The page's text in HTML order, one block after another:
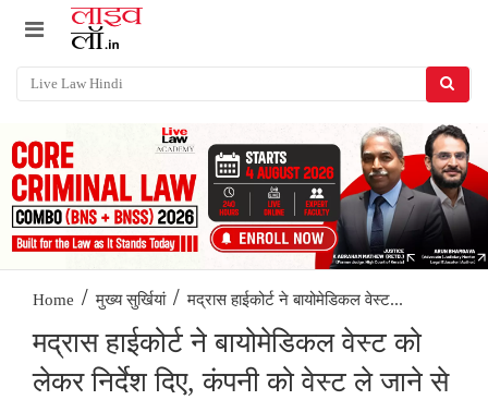
Home / मुख्य सुर्खियां / मद्रास हाईकोर्ट ने बायोमेडिकल वेस्ट...
मद्रास हाईकोर्ट ने बायोमेडिकल वेस्ट को
लेकर निर्देश दिए, कंपनी को वेस्ट ले जाने से